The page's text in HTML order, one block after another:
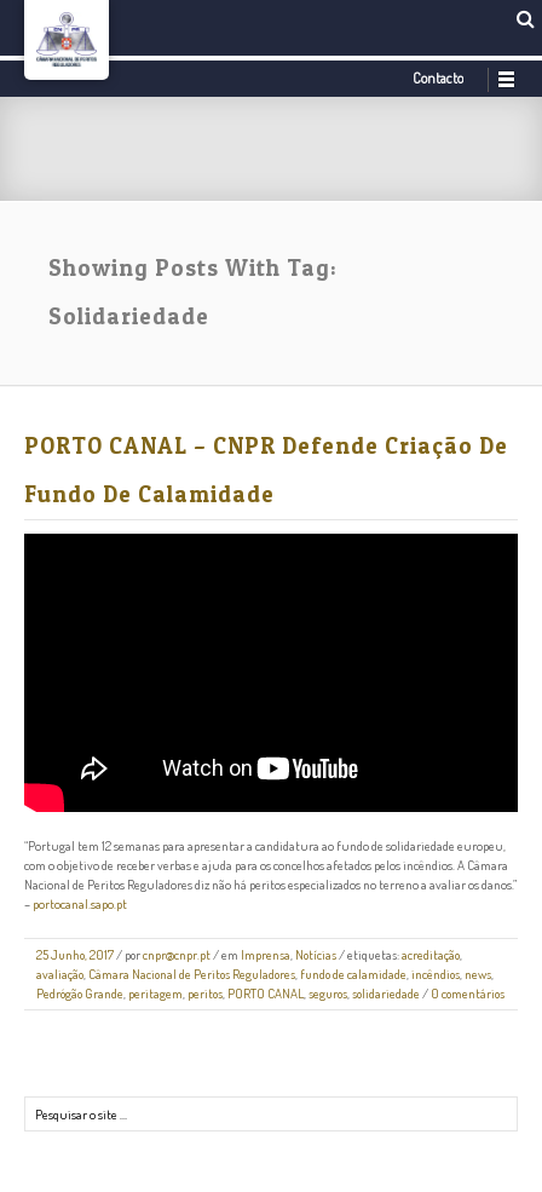
Contacto
Showing Posts With Tag:
Solidariedade
PORTO CANAL – CNPR Defende Criação De
Fundo De Calamidade
“Portugal tem 12 semanas para apresentar a candidatura ao fundo de solidariedade europeu,
com o objetivo de receber verbas e ajuda para os concelhos afetados pelos incêndios. A Câmara
Nacional de Peritos Reguladores diz não há peritos especializados no terreno a avaliar os danos.”
– portocanal.sapo.pt
25 Junho, 2017/ porcnpr@cnpr.pt/ em Imprensa, Notícias/ etiquetas:acreditação,
avaliação, Câmara Nacional de Peritos Reguladores, fundo de calamidade,incêndios, news,
Pedrógão Grande, peritagem, peritos, PORTO CANAL,seguros,solidariedade / 0 comentários
Pesquisar